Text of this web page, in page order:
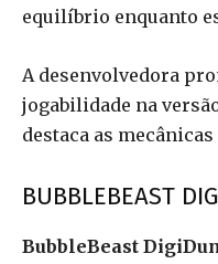
equilíbrio enquanto
A desenvolvedora
jogabilidade na
destaca as
BUBBLEBEAST
BubbleBeast